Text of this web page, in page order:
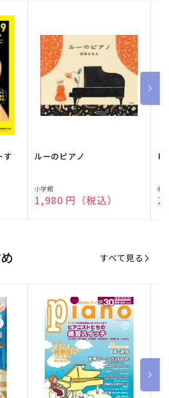
す
ルーのピアノ
販
売
小学館
通常価格
1,980 円（税込）
ピ
販
売
㈱
すべて見る